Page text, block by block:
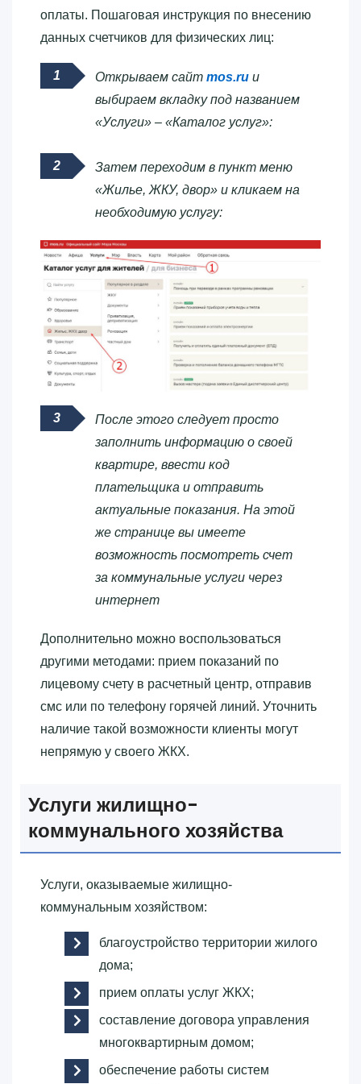
оплаты. Пошаговая инструкция по внесению
данных счетчиков для физических лиц:
Открываем сайт mos.ru и
выбираем вкладку под названием
«Услуги» – «Каталог услуг»:
Затем переходим в пункт меню
«Жилье, ЖКУ, двор» и кликаем на
необходимую услугу:
После этого следует просто
заполнить информацию о своей
квартире, ввести код
плательщика и отправить
актуальные показания. На этой
же странице вы имеете
возможность посмотреть счет
за коммунальные услуги через
интернет
Дополнительно можно воспользоваться
другими методами: прием показаний по
лицевому счету в расчетный центр, отправив
смс или по телефону горячей линий. Уточнить
наличие такой возможности клиенты могут
непрямую у своего ЖКХ.
Услуги жилищно-
коммунального хозяйства
Услуги, оказываемые жилищно-
коммунальным хозяйством:
благоустройство территории жилого
дома;
прием оплаты услуг ЖКХ;
составление договора управления
многоквартирным домом;
обеспечение работы систем